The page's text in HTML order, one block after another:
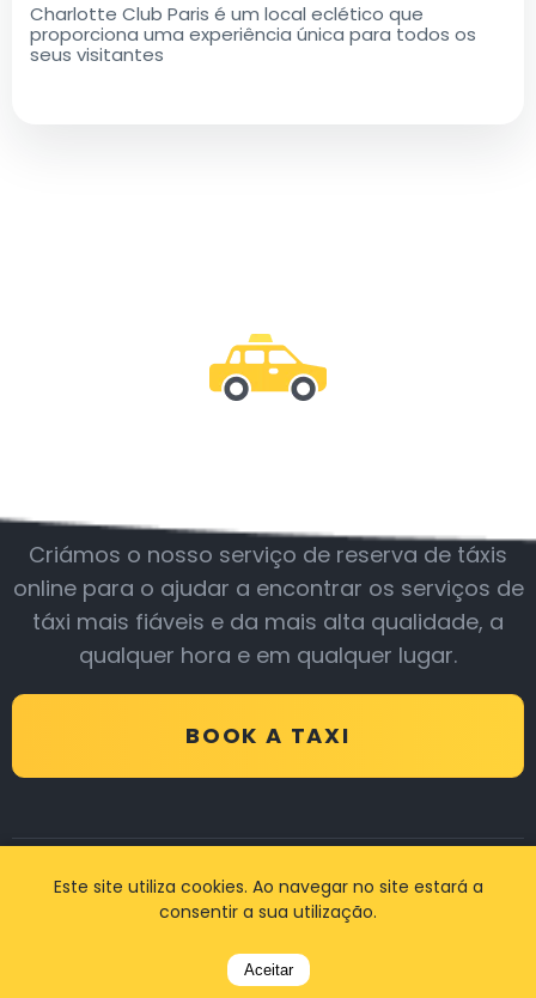
Charlotte Club Paris é um local eclético que
proporciona uma experiência única para todos os
seus visitantes
Criámos o nosso serviço de reserva de táxis
online para o ajudar a encontrar os serviços de
táxi mais fiáveis e da mais alta qualidade, a
qualquer hora e em qualquer lugar.
BOOK A TAXI
Este site utiliza cookies. Ao navegar no site estará a
consentir a sua utilização.
Aceitar